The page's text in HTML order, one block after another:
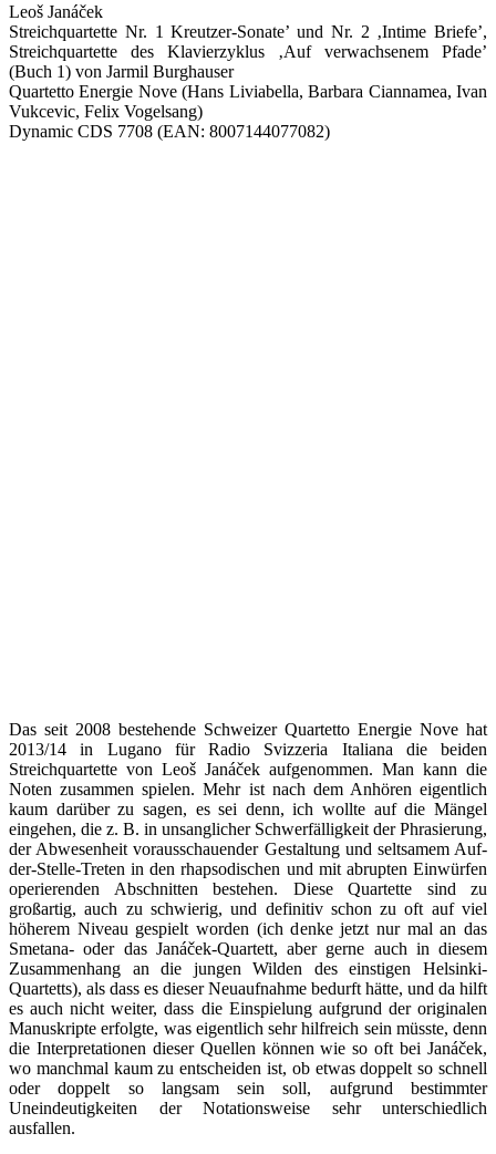
Leoš Janáček
Streichquartette Nr. 1 Kreutzer-Sonate’ und Nr. 2 ‚Intime Briefe’,
Streichquartette des Klavierzyklus ‚Auf verwachsenem Pfade’
(Buch 1) von Jarmil Burghauser
Quartetto Energie Nove (Hans Liviabella, Barbara Ciannamea, Ivan
Vukcevic, Felix Vogelsang)
Dynamic CDS 7708 (EAN: 8007144077082)
Das seit 2008 bestehende Schweizer Quartetto Energie Nove hat
2013/14 in Lugano für Radio Svizzeria Italiana die beiden
Streichquartette von Leoš Janáček aufgenommen. Man kann die
Noten zusammen spielen. Mehr ist nach dem Anhören eigentlich
kaum darüber zu sagen, es sei denn, ich wollte auf die Mängel
eingehen, die z. B. in unsanglicher Schwerfälligkeit der Phrasierung,
der Abwesenheit vorausschauender Gestaltung und seltsamem Auf-
der-Stelle-Treten in den rhapsodischen und mit abrupten Einwürfen
operierenden Abschnitten bestehen. Diese Quartette sind zu
großartig, auch zu schwierig, und definitiv schon zu oft auf viel
höherem Niveau gespielt worden (ich denke jetzt nur mal an das
Smetana- oder das Janáček-Quartett, aber gerne auch in diesem
Zusammenhang an die jungen Wilden des einstigen Helsinki-
Quartetts), als dass es dieser Neuaufnahme bedurft hätte, und da hilft
es auch nicht weiter, dass die Einspielung aufgrund der originalen
Manuskripte erfolgte, was eigentlich sehr hilfreich sein müsste, denn
die Interpretationen dieser Quellen können wie so oft bei Janáček,
wo manchmal kaum zu entscheiden ist, ob etwas doppelt so schnell
oder doppelt so langsam sein soll, aufgrund bestimmter
Uneindeutigkeiten der Notationsweise sehr unterschiedlich
ausfallen.